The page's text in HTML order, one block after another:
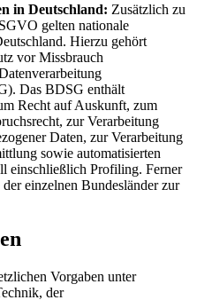
in Deutschland: Zusätzlich zu
gelten nationale
Hierzu gehört
vor Missbrauch
Das BDSG enthält
Recht auf Auskunft, zum
zur Verarbeitung
Daten, zur Verarbeitung
sowie automatisierten
einschließlich Profiling. Ferner
einzelnen Bundesländer zur
Vorgaben unter
der